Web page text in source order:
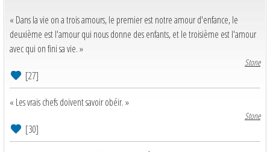
« Dans la vie on a trois amours, le premier est notre amour d'enfance, le
deuxième est l'amour qui nous donne des enfants, et le troisième est l'amour
avec qui on fini sa vie. »
Stone
[27]
« Les vrais chefs doivent savoir obéir. »
Stone
[30]